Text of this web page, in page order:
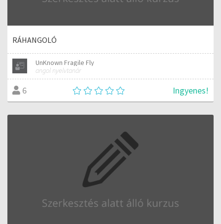
RÁHANGOLÓ
UnKnown Fragile Fly
angol nyelvtanár
6 Ingyenes!